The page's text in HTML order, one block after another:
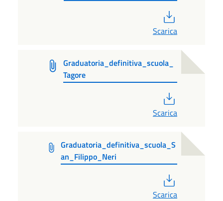
Scarica
Graduatoria_definitiva_scuola_
Tagore
Scarica
Graduatoria_definitiva_scuola_S
an_Filippo_Neri
Scarica